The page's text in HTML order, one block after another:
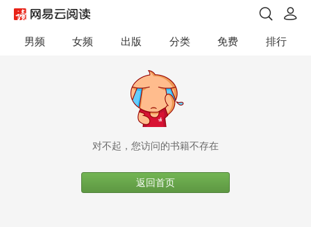
男频 女频 出版 分类 免费 排行
对不起，您访问的书籍不存在
返回首页